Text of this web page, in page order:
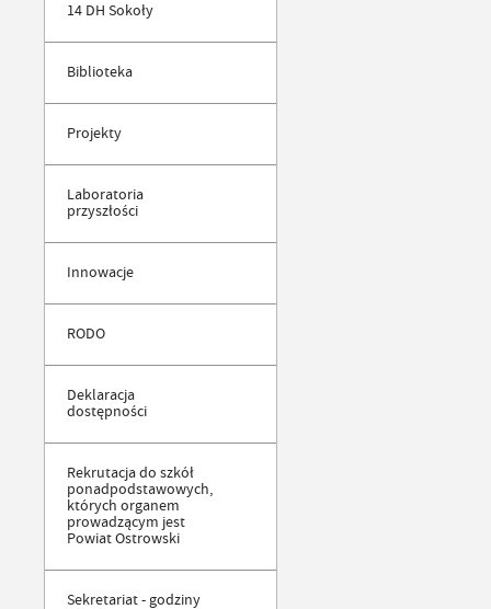
14 DH Sokoły
Biblioteka
Projekty
Laboratoria
przyszłości
Innowacje
RODO
Deklaracja
dostępności
Rekrutacja do szkół
ponadpodstawowych,
których organem
prowadzącym jest
Powiat Ostrowski
Sekretariat - godziny